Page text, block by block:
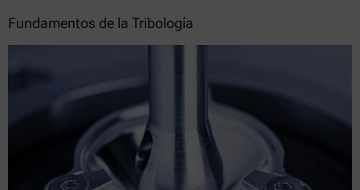
Fundamentos de la Tribología